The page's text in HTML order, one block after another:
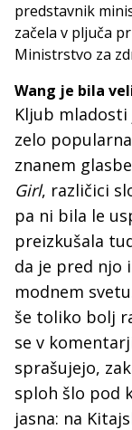
predstavnik
začela v pljuča
Ministrstvo za
Wang je bila
Kljub mladosti
zelo
znanem
Girl, različici
pa ni bila le
preizkušala
da je pred njo
modnem
še toliko bolj
se v
sprašujejo,
sploh šlo pod
jasna: na